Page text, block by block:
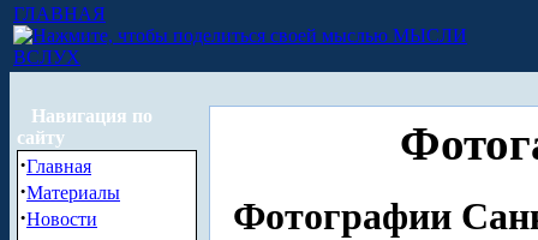
ГЛАВНАЯ
МЫСЛИ
ВСЛУХ
Навигация по
сайту
·Главная
·Материалы
·Новости Фотографии